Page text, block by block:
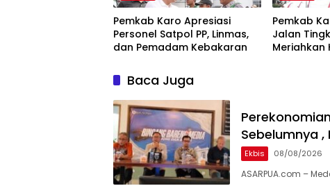
Pemkab Karo Apresiasi
Personel Satpol PP, Linmas,
dan Pemadam Kebakaran
Pemkab
Jalan
Meriahkan
Baca Juga
Sebelumnya
Ekbis 08/08/2026
ASARPUA.com –